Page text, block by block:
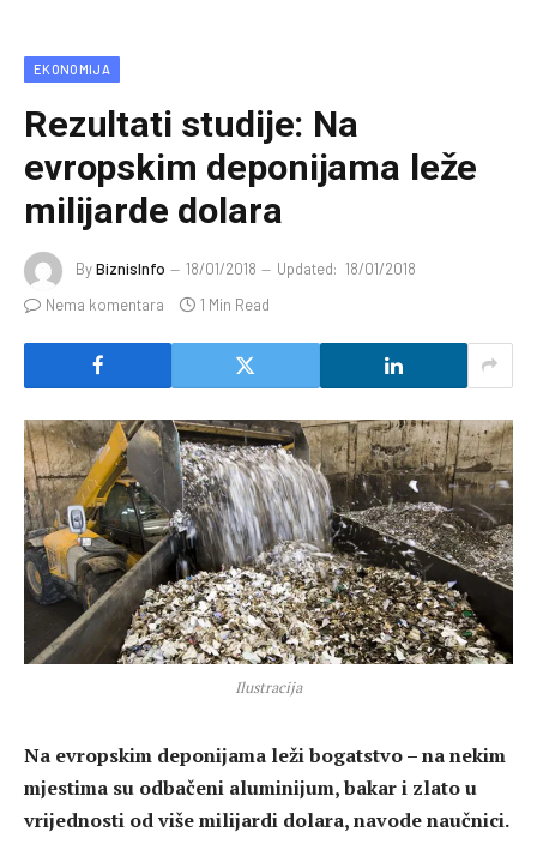
EKONOMIJA
Rezultati studije: Na
evropskim deponijama leže
milijarde dolara
ByBiznisInfo 18/01/2018 Updated: 18/01/2018
Nema komentara
1 Min Read
Ilustracija
Na evropskim deponijama leži bogatstvo – na nekim
mjestima su odbačeni aluminijum, bakar i zlato u
vrijednosti od više milijardi dolara, navode naučnici.